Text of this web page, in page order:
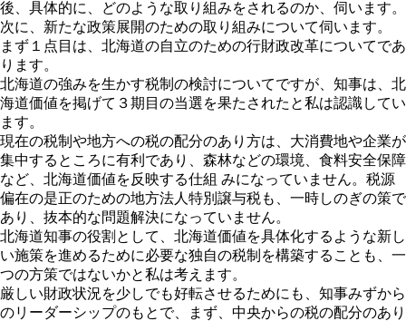
後、具体的に、どのような取り組みをされるのか、伺います。
次に、新たな政策展開のための取り組みについて伺います。
まず１点目は、北海道の自立のための行財政改革についてであ
ります。
北海道の強みを生かす税制の検討についてですが、知事は、北
海道価値を掲げて３期目の当選を果たされたと私は認識してい
ます。
現在の税制や地方への税の配分のあり方は、大消費地や企業が
集中するところに有利であり、森林などの環境、食料安全保障
など、北海道価値を反映する仕組 みになっていません。税源
偏在の是正のための地方法人特別譲与税も、一時しのぎの策で
あり、抜本的な問題解決になっていません。
北海道知事の役割として、北海道価値を具体化するような新し
い施策を進めるために必要な独自の税制を構築することも、一
つの方策ではないかと私は考えます。
厳しい財政状況を少しでも好転させるためにも、知事みずから
のリーダーシップのもとで、まず、中央からの税の配分のあり